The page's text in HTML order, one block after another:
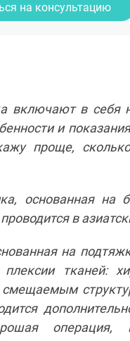
на консультацию
включают в себя
и
проще,
основанная на
в
на
тканей:
операция,